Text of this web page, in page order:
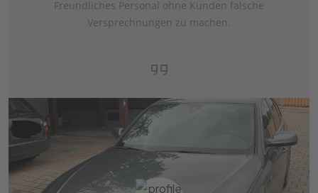
Freundliches Personal ohne Kunden falsche
Versprechnungen zu machen.